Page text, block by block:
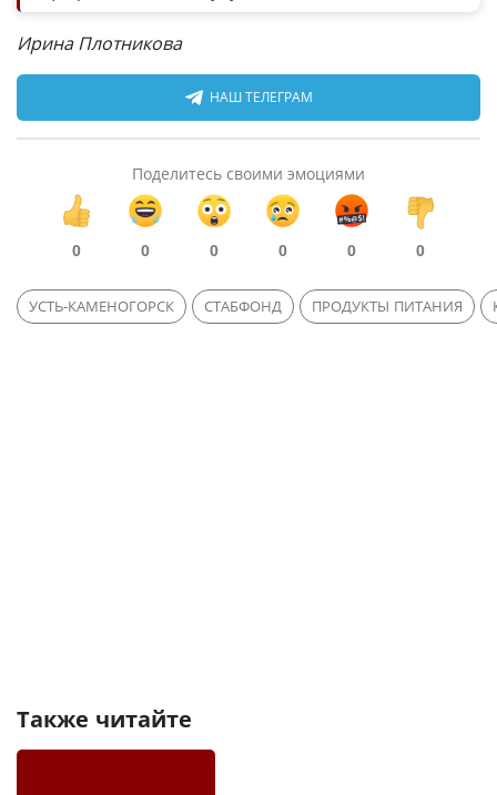
Ирина Плотникова
НАШ ТЕЛЕГРАМ
Поделитесь своими эмоциями
0 0 0 0 0 0
УСТЬ-КАМЕНОГОРСК СТАБФОНД ПРОДУКТЫ ПИТАНИЯ
Также читайте